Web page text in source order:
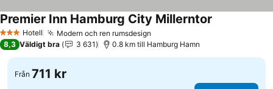
3 StjärnorHotell Modern och ren rumsdesign
Premier Inn Hamburg City Millerntor
8,3 Väldigt bra 3 631 0.8 km till Hamburg Hamn
Från 711 kr